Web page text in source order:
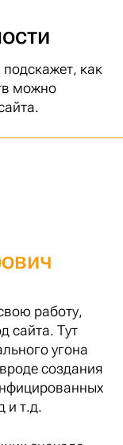
как
можно
работу,
сайта. Тут
угона
создания
и т.д.